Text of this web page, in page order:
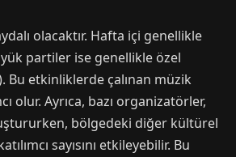
olacaktır. Hafta içi genellikle
partiler ise genellikle özel
etkinliklerde çalınan müzik
olur. Ayrıca, bazı organizatörler,
bölgedeki diğer kültürel
sayısını etkileyebilir. Bu